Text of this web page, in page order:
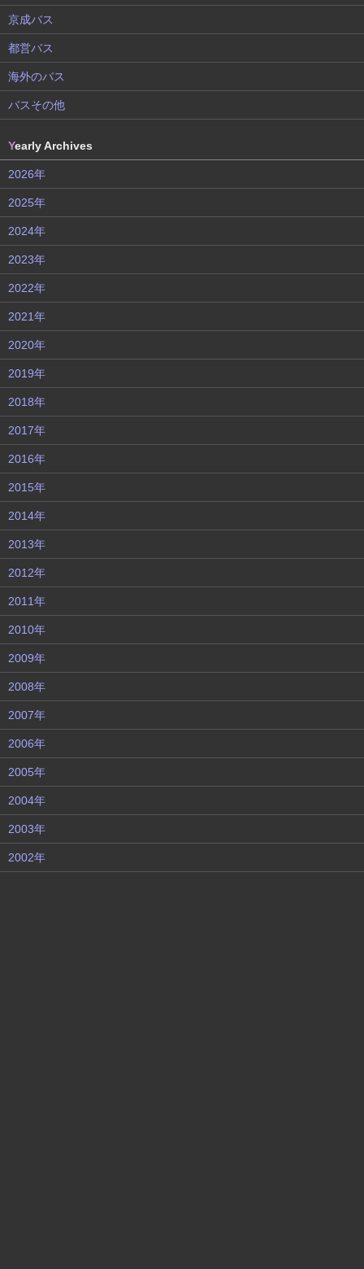
京成バス
都営バス
海外のバス
バスその他
Yearly Archives
2026年
2025年
2024年
2023年
2022年
2021年
2020年
2019年
2018年
2017年
2016年
2015年
2014年
2013年
2012年
2011年
2010年
2009年
2008年
2007年
2006年
2005年
2004年
2003年
2002年